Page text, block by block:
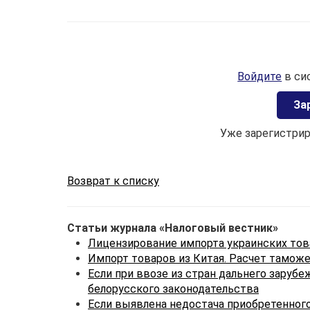
Войдите в
Уже
Возврат к списку
Статьи журнала «Налоговый вестник»
Лицензирование импорта украинских
Импорт товаров из Китая. Расчет
Если при ввозе из стран дальнего
белорусского законодательства
Если выявлена недостача